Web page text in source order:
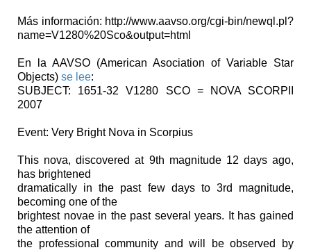
Más información: http://www.aavso.org/cgi-bin/newql.pl?
name=V1280%20Sco&output=html
En la AAVSO (American Asociation of Variable Star
Objects) se lee:
SUBJECT: 1651-32 V1280 SCO = NOVA SCORPII
2007
Event: Very Bright Nova in Scorpius
This nova, discovered at 9th magnitude 12 days ago,
has brightened
dramatically in the past few days to 3rd magnitude,
becoming one of the
brightest novae in the past several years. It has gained
the attention of
the professional community and will be observed by